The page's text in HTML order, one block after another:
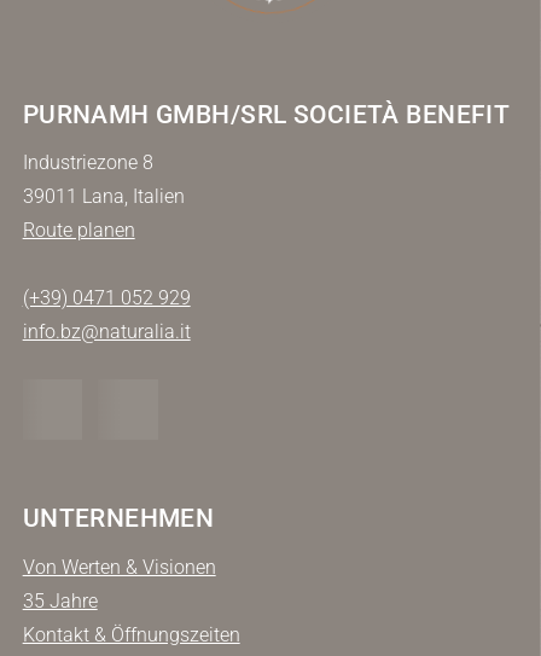
PURNAMH GMBH/SRL SOCIETÀ BENEFIT
Industriezone 8
39011 Lana, Italien
Route planen
(+39) 0471 052 929
info.bz@naturalia.it
UNTERNEHMEN
Von Werten & Visionen
35 Jahre
Kontakt & Öffnungszeiten